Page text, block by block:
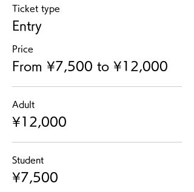
Ticket type
Entry
Price
From ¥7,500 to ¥12,000
Adult
¥12,000
Student
¥7,500